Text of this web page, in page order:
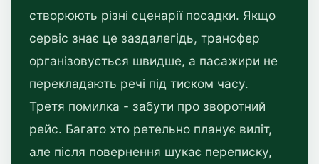
створюють різні сценарії посадки. Якщо
сервіс знає це заздалегідь, трансфер
організовується швидше, а пасажири не
перекладають речі під тиском часу.
Третя помилка - забути про зворотний
рейс. Багато хто ретельно планує виліт,
але після повернення шукає переписку,